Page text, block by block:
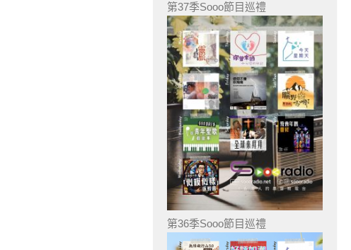
第37季Sooo節目巡禮
第36季Sooo節目巡禮